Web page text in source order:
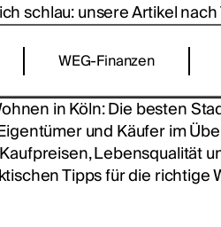
schlau: unsere Artikel
WEG-Finanzen